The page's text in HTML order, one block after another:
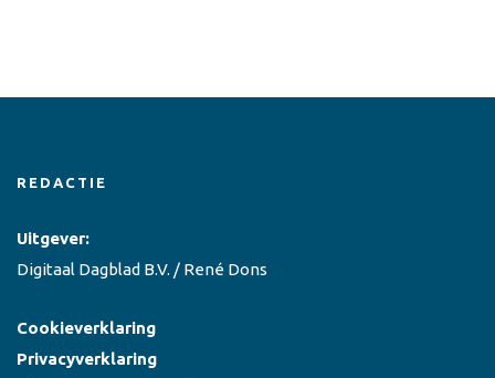
REDACTIE
Uitgever:
Digitaal Dagblad B.V. / René Dons
Cookieverklaring
Privacyverklaring